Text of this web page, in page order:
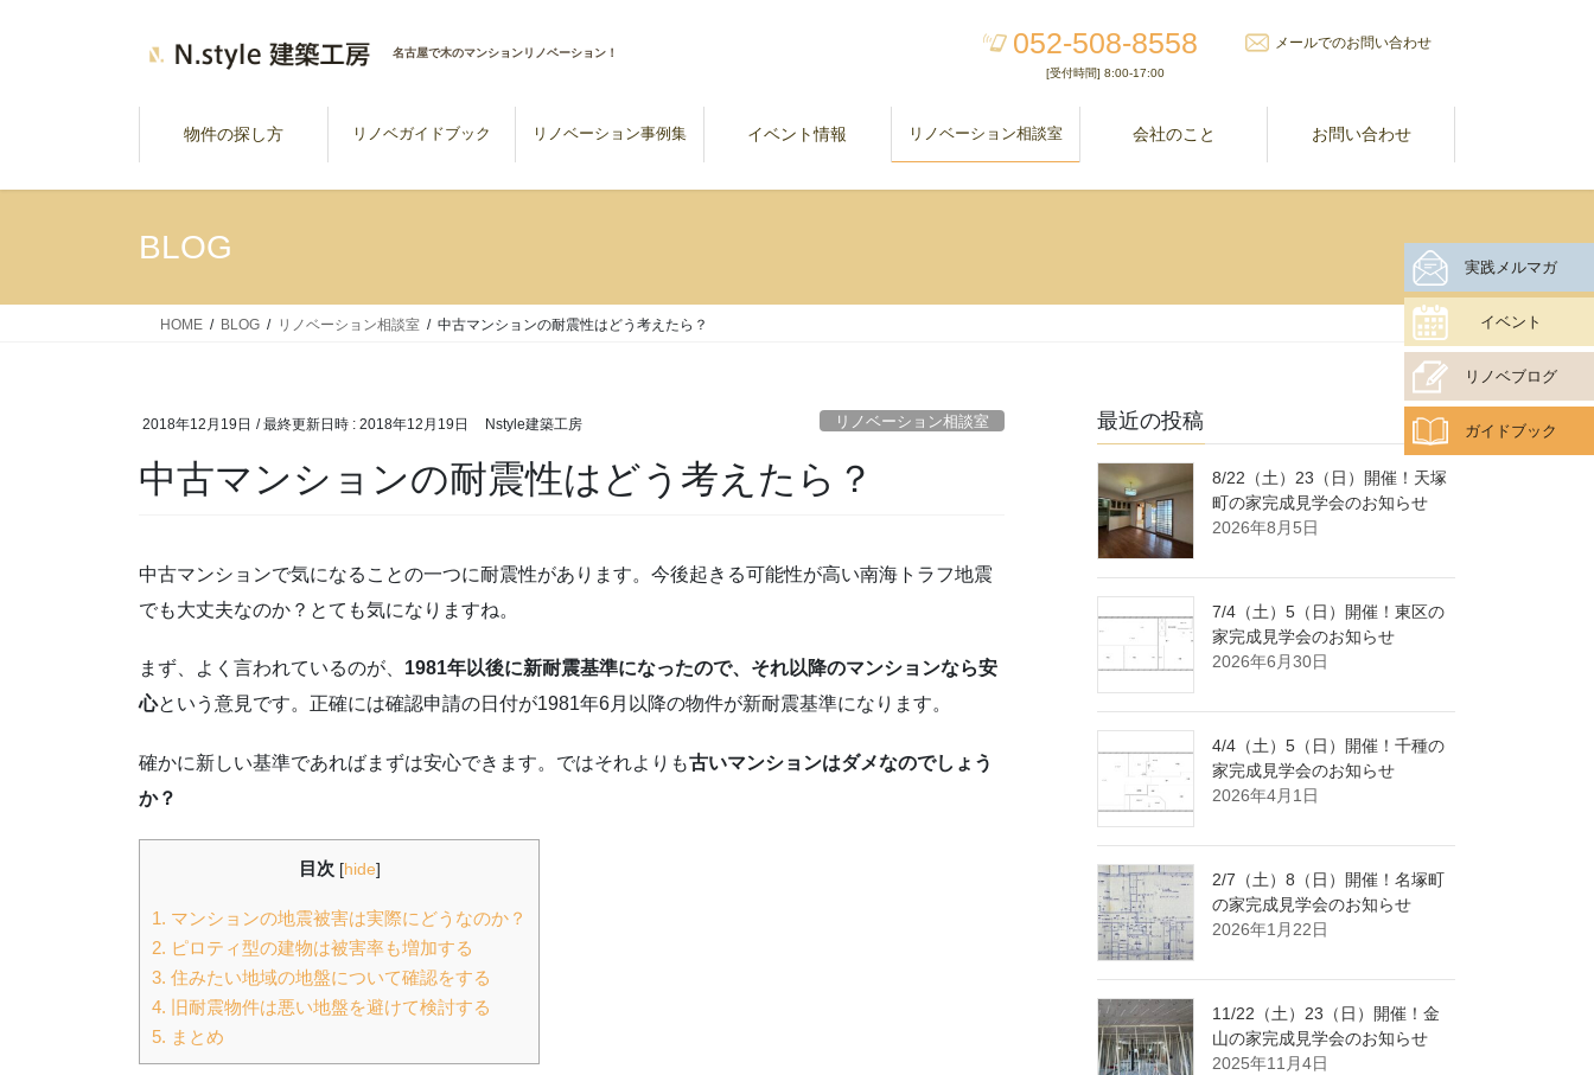
名古屋で木のマンションリノベーション！ 052-508-8558
[受付時間] 8:00-17:00
メールでのお問い合わせ
物件の探し方 リノベガイドブック リノベーション事例集 イベント情報 リノベーション相談室 会社のこと お問い合わせ
BLOG
HOME BLOG リノベーション相談室 中古マンションの耐震性はどう考えたら？
2018年12月19日 / 最終更新日時 : 2018年12月19日 Nstyle建築工房 リノベーション相談室
中古マンションの耐震性はどう考えたら？
中古マンションで気になることの一つに耐震性があります。今後起きる可能性が高い南海トラフ地震
でも大丈夫なのか？とても気になりますね。
まず、よく言われているのが、 1981年以後に新耐震基準になったので、それ以降のマンションなら安
心という意見です。正確には確認申請の日付が1981年6月以降の物件が新耐震基準になります。
確かに新しい基準であればまずは安心できます。ではそれよりも古いマンションはダメなのでしょう
か？
目次 [hide]
1. マンションの地震被害は実際にどうなのか？
2. ピロティ型の建物は被害率も増加する
3. 住みたい地域の地盤について確認をする
4. 旧耐震物件は悪い地盤を避けて検討する
5. まとめ
最近の投稿
8/22（土）23（日）開催！天塚
町の家完成見学会のお知らせ
2026年8月5日
7/4（土）5（日）開催！東区の
家完成見学会のお知らせ
2026年6月30日
4/4（土）5（日）開催！千種の
家完成見学会のお知らせ
2026年4月1日
2/7（土）8（日）開催！名塚町
の家完成見学会のお知らせ
2026年1月22日
11/22（土）23（日）開催！金
山の家完成見学会のお知らせ
2025年11月4日
実践メルマガ
イベント
リノベブログ
ガイドブック